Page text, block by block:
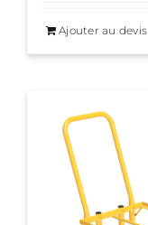
Ajouter au devis